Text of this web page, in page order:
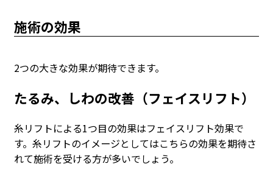
施術の効果
2つの大きな効果が期待できます。
たるみ、しわの改善（フェイスリフト）
糸リフトによる1つ目の効果はフェイスリフト効果で
す。糸リフトのイメージとしてはこちらの効果を期待さ
れて施術を受ける方が多いでしょう。